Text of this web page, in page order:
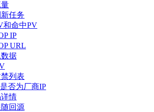
任务
和命中PV
IP
URL
据
列表
否为厂商IP
情
回源